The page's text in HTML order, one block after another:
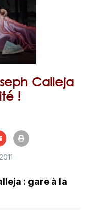
Calleja
!
: gare à la